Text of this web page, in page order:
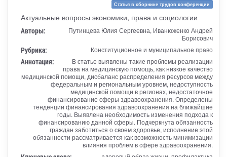
Статья в сборнике трудов конференции
Актуальные вопросы экономики, права и социологии
Авторы:
Путинцева Юлия Сергеевна, Иванюженко Андрей
Борисович
Рубрика: Конституционное и муниципальное право
Аннотация:
В статье выявлены такие проблемы реализации
права на медицинскую помощь, как низкое качество
медицинской помощи, дисбаланс распределения ресурсов между
федеральным и региональным уровнем, недоступность
медицинской помощи в регионах, недостаточное
финансирование сферы здравоохранения. Определены
тенденции финансирования здравоохранения на ближайшие
годы. Выявлена необходимость изменения подхода к
финансированию данной сферы. Подчеркнута обязанность
граждан заботиться о своем здоровье, исполнение этой
обязанности рассматривается как возможность минимизации
влияния проблем в сфере здравоохранения.